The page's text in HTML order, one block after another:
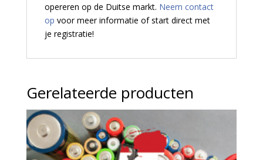
opereren op de Duitse markt. Neem contact
op voor meer informatie of start direct met
je registratie!
Gerelateerde producten